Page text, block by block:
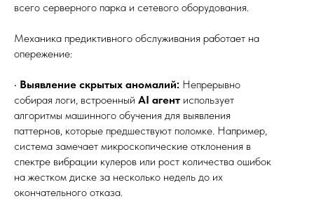
всего серверного парка и сетевого оборудования.
Механика предиктивного обслуживания работает на
опережение:
• Выявление скрытых аномалий: Непрерывно
собирая логи, встроенный AI агент использует
алгоритмы машинного обучения для выявления
паттернов, которые предшествуют поломке. Например,
система замечает микроскопические отклонения в
спектре вибрации кулеров или рост количества ошибок
на жестком диске за несколько недель до их
окончательного отказа.